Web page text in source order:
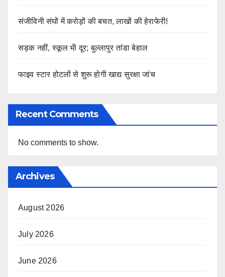
संजीविनी संघों में करोड़ों की बचत, लाखों की हेराफेरी!
सड़क नहीं, स्कूल भी दूर; बुल्लापुर तांडा बेहाल
फाइव स्टार होटलों से शुरू होगी खाद्य सुरक्षा जांच
Recent Comments
No comments to show.
Archives
August 2026
July 2026
June 2026